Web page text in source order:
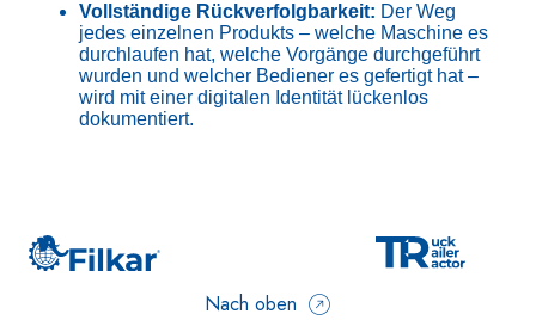
Vollständige Rückverfolgbarkeit: Der Weg
jedes einzelnen Produkts – welche Maschine es
durchlaufen hat, welche Vorgänge durchgeführt
wurden und welcher Bediener es gefertigt hat –
wird mit einer digitalen Identität lückenlos
dokumentiert.
Nach oben